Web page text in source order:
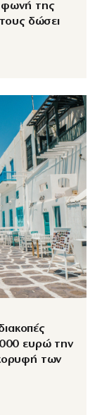
φωνή της
δώσει
ευρώ την
των